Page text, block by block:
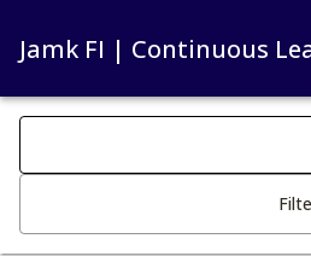
Jamk FI | Continuous
Search filters